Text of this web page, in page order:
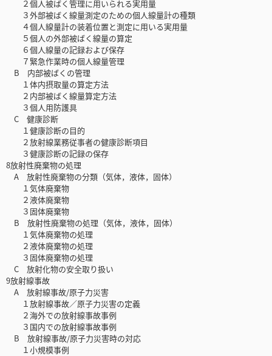
２個人被ばく管理に用いられる実用量
３外部被ばく線量測定のための個人線量計の種類
４個人線量計の装着位置と測定に用いる実用量
５個人の外部被ばく線量の算定
６個人線量の記録および保存
７緊急作業時の個人線量管理
B 内部被ばくの管理
１体内摂取量の算定方法
２内部被ばく線量算定方法
３個人用防護具
C 健康診断
１健康診断の目的
２放射線業務従事者の健康診断項目
３健康診断の記録の保存
8放射性廃棄物の処理
A 放射性廃棄物の分類（気体，液体，固体）
１気体廃棄物
２液体廃棄物
３固体廃棄物
B 放射性廃棄物の処理（気体，液体，固体）
１気体廃棄物の処理
２液体廃棄物の処理
３固体廃棄物の処理
C 放射化物の安全取り扱い
9放射線事故
A 放射線事故/原子力災害
１放射線事故／原子力災害の定義
２海外での放射線事故事例
３国内での放射線事故事例
B 放射線事故/原子力災害時の対応
１小規模事例